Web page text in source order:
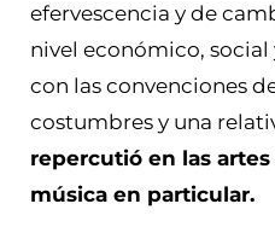
efervescencia y de
nivel económico,
con las convenciones
costumbres y una
repercutió en las
música en particular.